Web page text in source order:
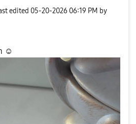
edited ‎05-20-2026 06:19 PM by
☺️